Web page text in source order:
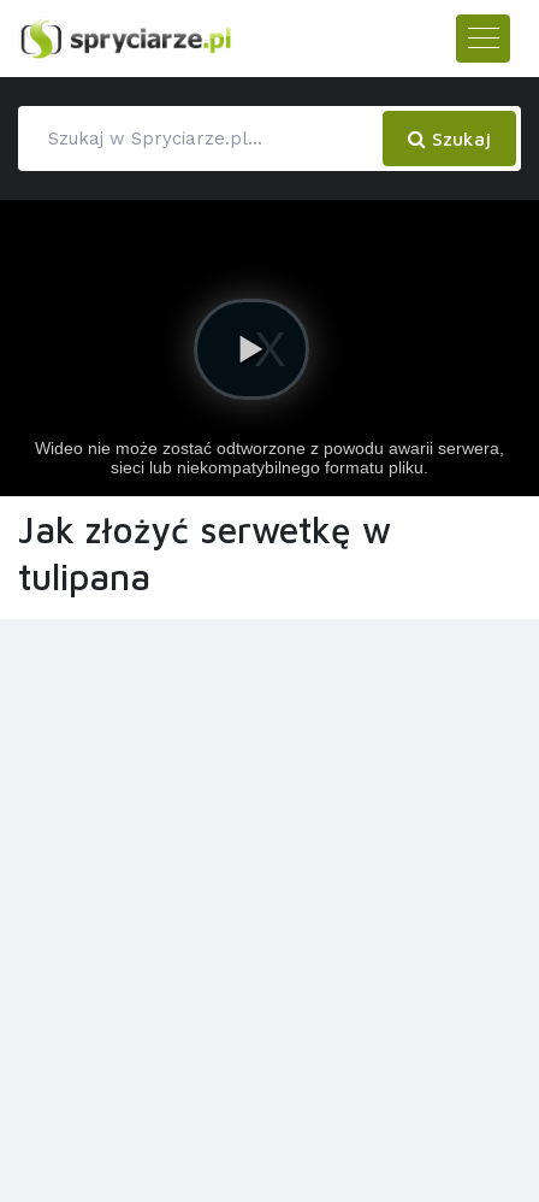
Szukaj
Jak złożyć serwetkę w
tulipana